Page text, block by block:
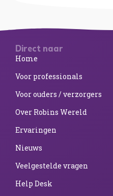
Direct naar
Home
Voor professionals
Voor ouders / verzorgers
Over Robins Wereld
Ervaringen
Nieuws
Veelgestelde vragen
Help Desk